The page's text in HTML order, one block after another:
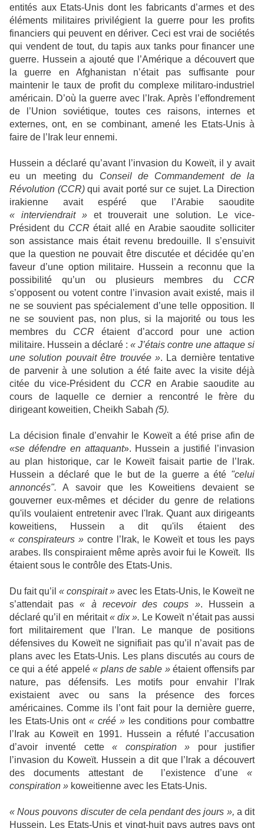
entités aux Etats-Unis dont les fabricants d’armes et des
éléments militaires privilégient la guerre pour les profits
financiers qui peuvent en dériver. Ceci est vrai de sociétés
qui vendent de tout, du tapis aux tanks pour financer une
guerre. Hussein a ajouté que l’Amérique a découvert que
la guerre en Afghanistan n’était pas suffisante pour
maintenir le taux de profit du complexe militaro-industriel
américain. D’où la guerre avec l’Irak. Après l’effondrement
de l’Union soviétique, toutes ces raisons, internes et
externes, ont, en se combinant, amené les Etats-Unis à
faire de l’Irak leur ennemi.
Hussein a déclaré qu’avant l’invasion du Koweït, il y avait
eu un meeting du Conseil de Commandement de la
Révolution (CCR)qui avait porté sur ce sujet. La Direction
irakienne avait espéré que l’Arabie saoudite
« interviendrait » et trouverait une solution. Le vice-
Président du CCR était allé en Arabie saoudite solliciter
son assistance mais était revenu bredouille. Il s’ensuivit
que la question ne pouvait être discutée et décidée qu’en
faveur d’une option militaire. Hussein a reconnu que la
possibilité qu’un ou plusieurs membres du CCR
s’opposent ou votent contre l’invasion avait existé, mais il
ne se souvient pas spécialement d’une telle opposition. Il
ne se souvient pas, non plus, si la majorité ou tous les
membres du CCR étaient d’accord pour une action
militaire. Hussein a déclaré : « J’étais contre une attaque si
une solution pouvait être trouvée ». La dernière tentative
de parvenir à une solution a été faite avec la visite déjà
citée du vice-Président du CCR en Arabie saoudite au
cours de laquelle ce dernier a rencontré le frère du
dirigeant koweitien, Cheikh Sabah (5).
La décision finale d’envahir le Koweït a été prise afin de
«se défendre en attaquant». Hussein a justifié l’invasion
au plan historique, car le Koweït faisait partie de l’Irak.
Hussein a déclaré que le but de la guerre a été "celui
annoncés". A savoir que les Koweitiens devaient se
gouverner eux-mêmes et décider du genre de relations
qu'ils voulaient entretenir avec l'Irak. Quant aux dirigeants
koweitiens, Hussein a dit qu'ils étaient des
« conspirateurs » contre l’Irak, le Koweït et tous les pays
arabes. Ils conspiraient même après avoir fui le Koweït. Ils
étaient sous le contrôle des Etats-Unis.
Du fait qu’il « conspirait » avec les Etats-Unis, le Koweït ne
s’attendait pas« à recevoir des coups ». Hussein a
déclaré qu’il en méritait« dix ». Le Koweït n’était pas aussi
fort militairement que l’Iran. Le manque de positions
défensives du Koweït ne signifiait pas qu’il n’avait pas de
plans avec les Etats-Unis. Les plans discutés au cours de
ce qui a été appelé« plans de sable »étaient offensifs par
nature, pas défensifs. Les motifs pour envahir l’Irak
existaient avec ou sans la présence des forces
américaines. Comme ils l’ont fait pour la dernière guerre,
les Etats-Unis ont « créé » les conditions pour combattre
l’Irak au Koweït en 1991. Hussein a réfuté l’accusation
d’avoir inventé cette« conspiration » pour justifier
l’invasion du Koweït. Hussein a dit que l’Irak a découvert
des documents attestant de l’existence d’une «
conspiration » koweitienne avec les Etats-Unis.
« Nous pouvons discuter de cela pendant des jours », a dit
Hussein. Les Etats-Unis et vingt-huit pays autres pays ont